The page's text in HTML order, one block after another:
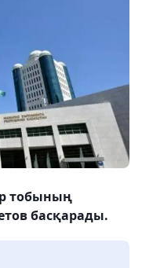
тобының
басқарады.